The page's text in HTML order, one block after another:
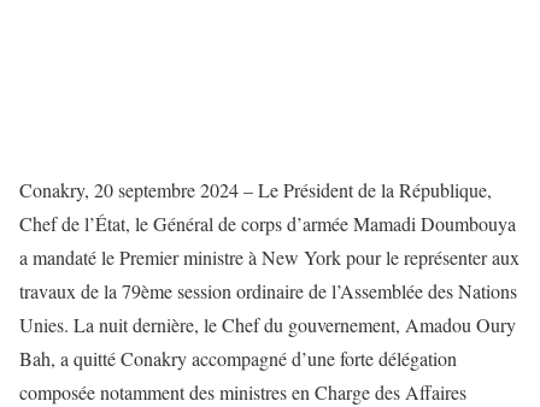
Conakry, 20 septembre 2024 – Le Président de la République,
Chef de l’État, le Général de corps d’armée Mamadi Doumbouya
a mandaté le Premier ministre à New York pour le représenter aux
travaux de la 79ème session ordinaire de l’Assemblée des Nations
Unies. La nuit dernière, le Chef du gouvernement, Amadou Oury
Bah, a quitté Conakry accompagné d’une forte délégation
composée notamment des ministres en Charge des Affaires